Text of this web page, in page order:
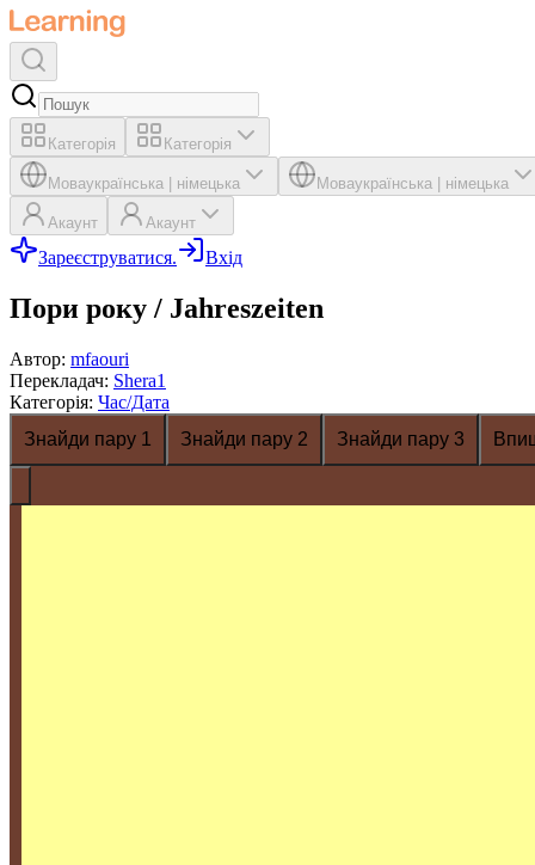
Категорія Категорія
Моваукраїнська німецька Моваукраїнська німецька
Акаунт Акаунт
Зареєструватися. Вхід
Пори року / Jahreszeiten
Автор: mfaouri
Перекладач: Shera1
Категорія: Час/Дата
Знайди пару 1
Знайди пару 2 Знайди пару 3